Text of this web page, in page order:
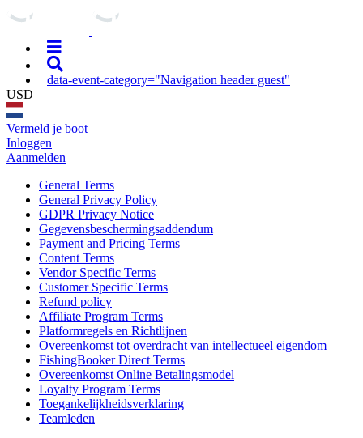
data-event-category="Navigation header guest"
USD
Vermeld je boot
Inloggen
Aanmelden
General Terms
General Privacy Policy
GDPR Privacy Notice
Gegevensbeschermingsaddendum
Payment and Pricing Terms
Content Terms
Vendor Specific Terms
Customer Specific Terms
Refund policy
Affiliate Program Terms
Platformregels en Richtlijnen
Overeenkomst tot overdracht van intellectueel eigendom
FishingBooker Direct Terms
Overeenkomst Online Betalingsmodel
Loyalty Program Terms
Toegankelijkheidsverklaring
Teamleden